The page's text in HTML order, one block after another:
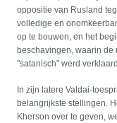
oppositie van Rusland
volledige en
op te bouwen, en het
beschavingen, waarin de
"satanisch" werd verklaard.
In zijn latere Valdai-
belangrijkste stellingen.
Kherson over te geven,